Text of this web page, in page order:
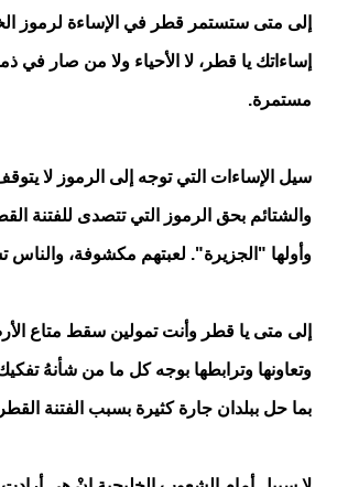
إلى متى ستستمر قطر في الإساءة لرموز
إساءاتك يا قطر، لا الأحياء ولا من صار في
مستمرة.
سيل الإساءات التي توجه إلى الرموز لا
والشتائم بحق الرموز التي تتصدى للفتنة
وأولها "الجزيرة". لعبتهم مكشوفة، والناس
إلى متى يا قطر وأنت تمولين سقط متاع
وتعاونها وترابطها بوجه كل ما من شأنهُ
بما حل ببلدان جارة كثيرة بسبب الفتنة